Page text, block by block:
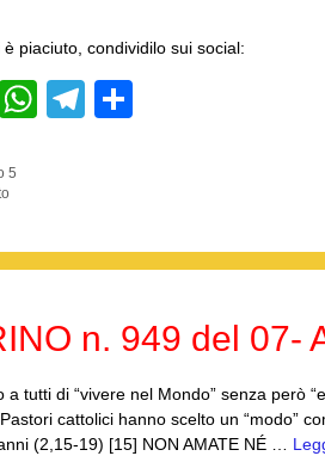
piaciuto, condividilo sui social:
E
W
A
p
T
a
vi
5
n. 949 del 07-
tutti di “vivere nel Mondo” senza però
cattolici hanno scelto un “modo”
(2,15-19) [15] NON AMATE NÉ …